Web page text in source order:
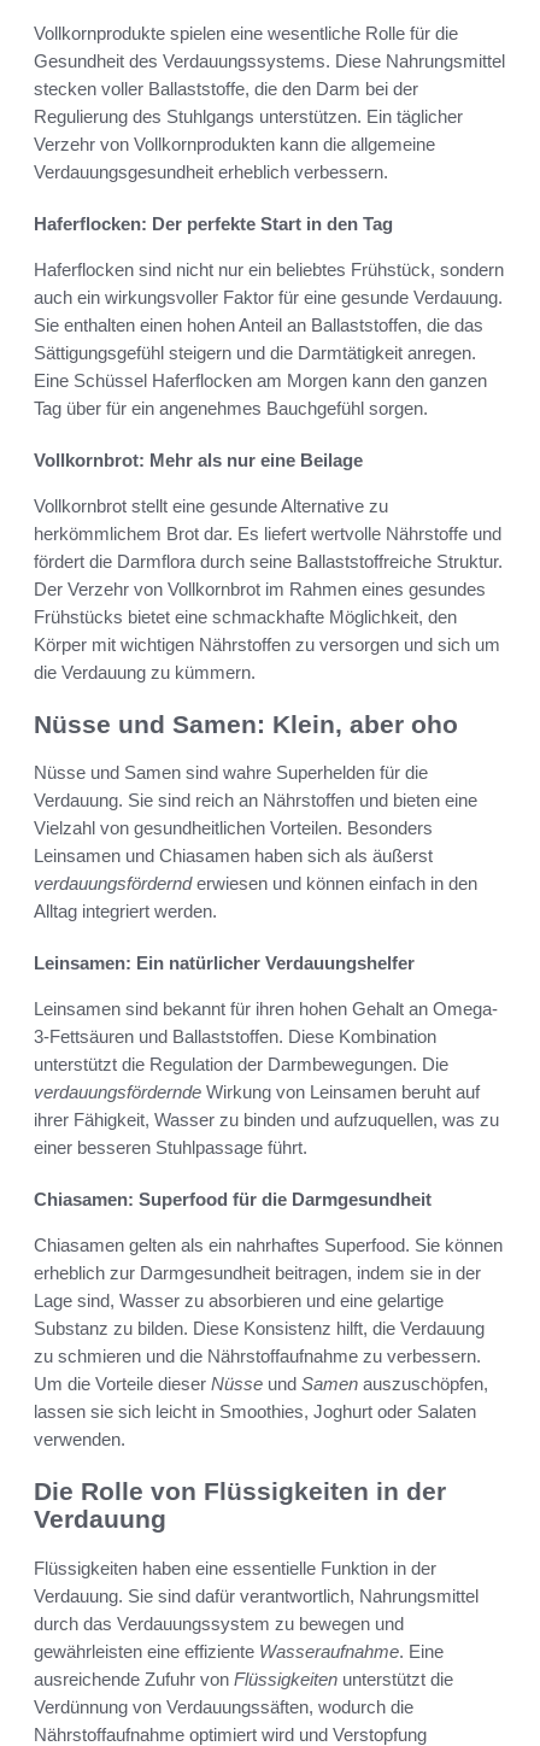
Vollkornprodukte spielen eine wesentliche Rolle für die
Gesundheit des Verdauungssystems. Diese Nahrungsmittel
stecken voller Ballaststoffe, die den Darm bei der
Regulierung des Stuhlgangs unterstützen. Ein täglicher
Verzehr von Vollkornprodukten kann die allgemeine
Verdauungsgesundheit erheblich verbessern.
Haferflocken: Der perfekte Start in den Tag
Haferflocken sind nicht nur ein beliebtes Frühstück, sondern
auch ein wirkungsvoller Faktor für eine gesunde Verdauung.
Sie enthalten einen hohen Anteil an Ballaststoffen, die das
Sättigungsgefühl steigern und die Darmtätigkeit anregen.
Eine Schüssel Haferflocken am Morgen kann den ganzen
Tag über für ein angenehmes Bauchgefühl sorgen.
Vollkornbrot: Mehr als nur eine Beilage
Vollkornbrot stellt eine gesunde Alternative zu
herkömmlichem Brot dar. Es liefert wertvolle Nährstoffe und
fördert die Darmflora durch seine Ballaststoffreiche Struktur.
Der Verzehr von Vollkornbrot im Rahmen eines gesundes
Frühstücks bietet eine schmackhafte Möglichkeit, den
Körper mit wichtigen Nährstoffen zu versorgen und sich um
die Verdauung zu kümmern.
Nüsse und Samen: Klein, aber oho
Nüsse und Samen sind wahre Superhelden für die
Verdauung. Sie sind reich an Nährstoffen und bieten eine
Vielzahl von gesundheitlichen Vorteilen. Besonders
Leinsamen und Chiasamen haben sich als äußerst
verdauungsfördernderwiesen und können einfach in den
Alltag integriert werden.
Leinsamen: Ein natürlicher Verdauungshelfer
Leinsamen sind bekannt für ihren hohen Gehalt an Omega-
3-Fettsäuren und Ballaststoffen. Diese Kombination
unterstützt die Regulation der Darmbewegungen. Die
verdauungsfördernde Wirkung von Leinsamen beruht auf
ihrer Fähigkeit, Wasser zu binden und aufzuquellen, was zu
einer besseren Stuhlpassage führt.
Chiasamen: Superfood für die Darmgesundheit
Chiasamen gelten als ein nahrhaftes Superfood. Sie können
erheblich zur Darmgesundheit beitragen, indem sie in der
Lage sind, Wasser zu absorbieren und eine gelartige
Substanz zu bilden. Diese Konsistenz hilft, die Verdauung
zu schmieren und die Nährstoffaufnahme zu verbessern.
Um die Vorteile dieser Nüsse und Samen auszuschöpfen,
lassen sie sich leicht in Smoothies, Joghurt oder Salaten
verwenden.
Die Rolle von Flüssigkeiten in der
Verdauung
Flüssigkeiten haben eine essentielle Funktion in der
Verdauung. Sie sind dafür verantwortlich, Nahrungsmittel
durch das Verdauungssystem zu bewegen und
gewährleisten eine effiziente Wasseraufnahme. Eine
ausreichende Zufuhr von Flüssigkeiten unterstützt die
Verdünnung von Verdauungssäften, wodurch die
Nährstoffaufnahme optimiert wird und Verstopfung